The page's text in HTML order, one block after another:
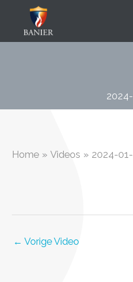
Home Videos 2024-
← Vorige Video